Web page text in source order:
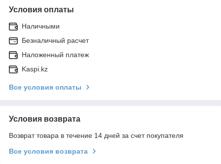
Условия оплаты
Наличными
Безналичный расчет
Наложенный платеж
Kaspi.kz
Все условия оплаты
Условия возврата
Возврат товара в течение 14 дней за счет покупателя
Все условия возврата